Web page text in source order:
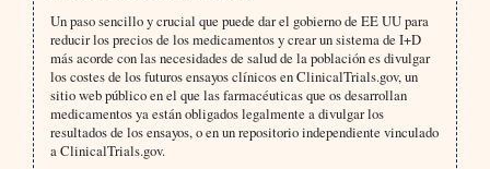
Un paso sencillo y crucial que puede dar el gobierno de EE UU para
reducir los precios de los medicamentos y crear un sistema de I+D
más acorde con las necesidades de salud de la población es divulgar
los costes de los futuros ensayos clínicos en ClinicalTrials.gov, un
sitio web público en el que las farmacéuticas que os desarrollan
medicamentos ya están obligados legalmente a divulgar los
resultados de los ensayos, o en un repositorio independiente vinculado
a ClinicalTrials.gov.